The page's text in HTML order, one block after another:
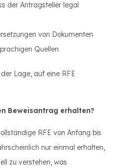
der Antragsteller legal
von Dokumenten
Quellen
Lage, auf eine RFE
Beweisantrag erhalten?
RFE von Anfang bis
nur einmal erhalten,
zu verstehen, was